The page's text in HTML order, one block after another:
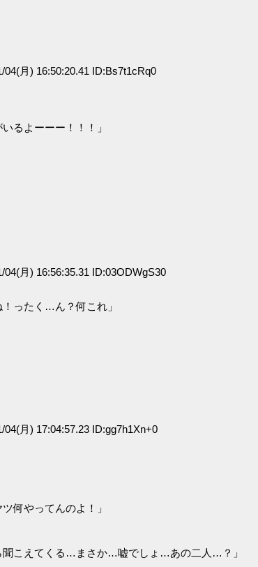
04(月) 16:50:20.41 ID:Bs7t1cRq0
るよーーー！！！」
04(月) 16:56:35.31 ID:03ODWgS30
ったく…ん？何これ」
04(月) 17:04:57.23 ID:gg7h1Xn+0
何やってんのよ！」
聞こえてくる…まさか…嘘でしょ…あの二人…？」